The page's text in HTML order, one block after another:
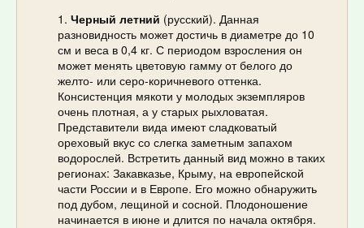
Черный летний (русский). Данная
разновидность может достичь в диаметре до 10
см и веса в 0,4 кг. С периодом взросления он
может менять цветовую гамму от белого до
желто- или серо-коричневого оттенка.
Консистенция мякоти у молодых экземпляров
очень плотная, а у старых рыхловатая.
Представители вида имеют сладковатый
ореховый вкус со слегка заметным запахом
водорослей. Встретить данный вид можно в таких
регионах: Закавказье, Крыму, на европейской
части России и в Европе. Его можно обнаружить
под дубом, лещиной и сосной. Плодоношение
начинается в июне и длится по начала октября.